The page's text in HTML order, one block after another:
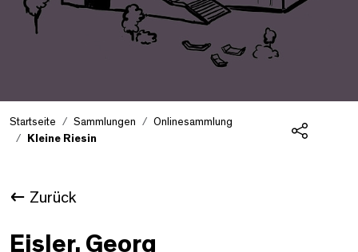
Startseite Sammlungen
Onlinesammlung
Kleine Riesin
Zurück
Eisler, Georg